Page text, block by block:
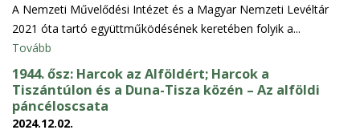
A Nemzeti Művelődési Intézet és a Magyar Nemzeti Levéltár
2021 óta tartó együttműködésének keretében folyik a...
Tovább
1944. ősz: Harcok az Alföldért; Harcok a
Tiszántúlon és a Duna-Tisza közén – Az alföldi
páncéloscsata
2024.12.02.